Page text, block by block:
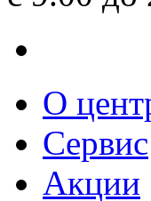
О
Сервис
Акции